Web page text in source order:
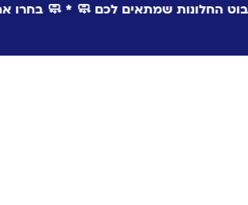
החלונות שמתאים לכם🧼 * 🧼